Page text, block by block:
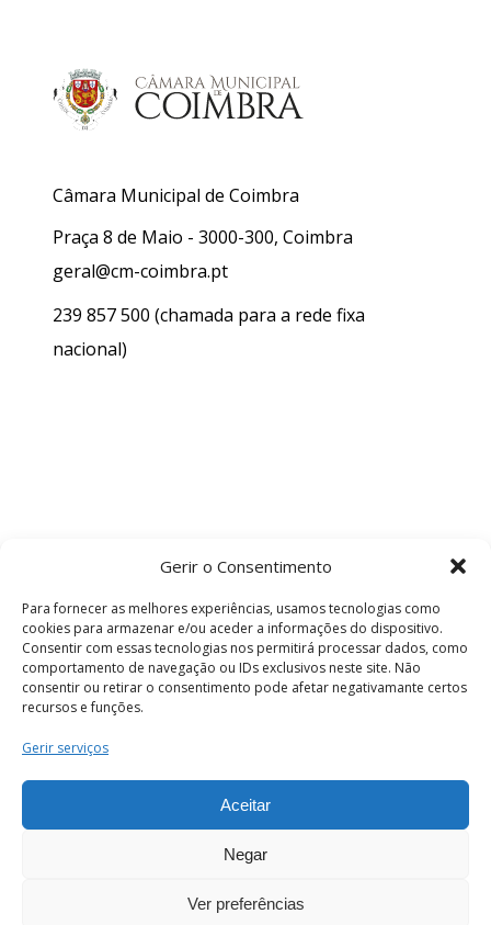
Gerir o Consentimento
Para fornecer as melhores experiências, usamos tecnologias como
cookies para armazenar e/ou aceder a informações do dispositivo.
Consentir com essas tecnologias nos permitirá processar dados, como
comportamento de navegação ou IDs exclusivos neste site. Não
consentir ou retirar o consentimento pode afetar negativamante certos
recursos e funções.
Gerir serviços
Aceitar
Negar
Ver preferências
Câmara Municipal de Coimbra
Praça 8 de Maio - 3000-300, Coimbra
geral@cm-coimbra.pt
239 857 500 (chamada para a rede fixa
nacional)
Termos e Condições
os direitos reservados.